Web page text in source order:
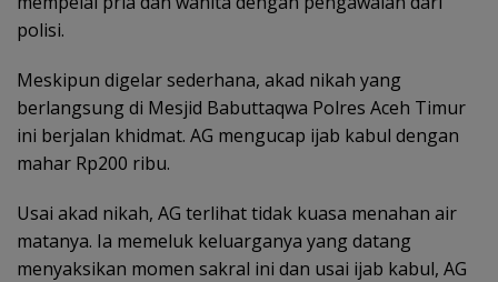
polisi.
Meskipun digelar sederhana, akad nikah yang
berlangsung di Mesjid Babuttaqwa Polres Aceh Timur
ini berjalan khidmat. AG mengucap ijab kabul dengan
mahar Rp200 ribu.
Usai akad nikah, AG terlihat tidak kuasa menahan air
matanya. Ia memeluk keluarganya yang datang
menyaksikan momen sakral ini dan usai ijab kabul, AG